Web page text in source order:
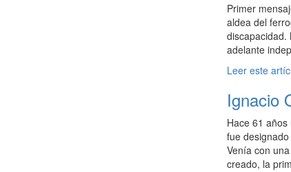
Primer
aldea del
discapacidad.
adelante
Leer este
Ignacio
Hace 61
fue
Venía con
creado, la